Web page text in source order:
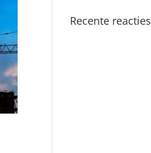
Recente reacties